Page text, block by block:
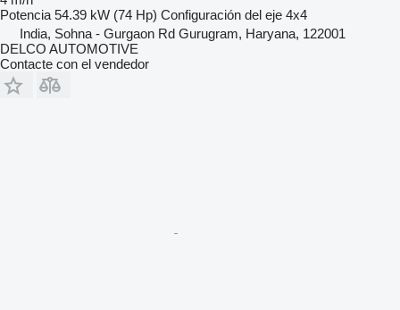
Potencia 54.39 kW (74 Hp) Configuración del eje 4x4
India, Sohna - Gurgaon Rd Gurugram, Haryana, 122001
DELCO AUTOMOTIVE
Contacte con el vendedor